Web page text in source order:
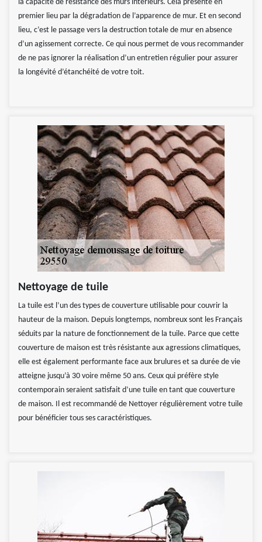
la capacité de résistance des murs intérieurs. Cela présente en
premier lieu par la dégradation de l’apparence de mur. Et en second
lieu, c’est le passage vers la destruction totale de mur en absence
d’un agissement correcte. Ce qui nous permet de vous recommander
de ne pas ignorer la réalisation d’un entretien régulier pour assurer
la longévité d’étanchéité de votre toit.
Nettoyage de tuile
La tuile est l’un des types de couverture utilisable pour couvrir la
hauteur de la maison. Depuis longtemps, nombreux sont les Français
séduits par la nature de fonctionnement de la tuile. Parce que cette
couverture de maison est très résistante aux agressions climatiques,
elle est également performante face aux brulures et sa durée de vie
atteigne jusqu’à 30 voire même 50 ans. Ceux qui préfère style
contemporain seraient satisfait d’une tuile en tant que couverture
de maison. Il est recommandé de Nettoyer régulièrement votre tuile
pour bénéficier tous ses caractéristiques.